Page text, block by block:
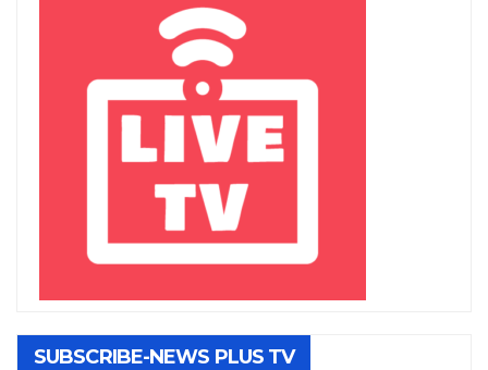
SUBSCRIBE-NEWS PLUS TV